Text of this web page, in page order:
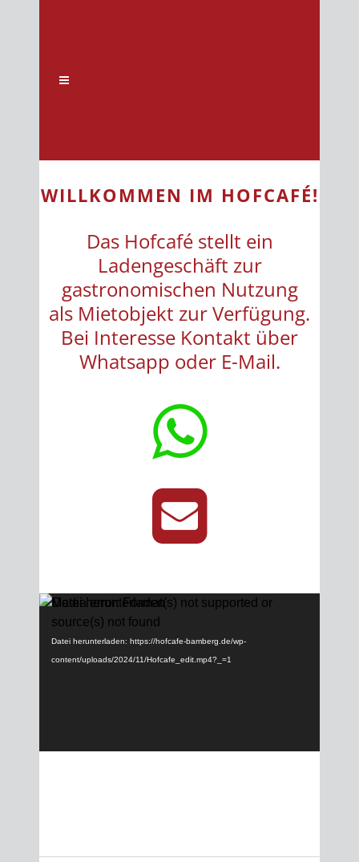
WILLKOMMEN IM HOFCAFÉ!
Das Hofcafé stellt ein
Ladengeschäft zur
gastronomischen Nutzung
als Mietobjekt zur Verfügung.
Bei Interesse Kontakt über
Whatsapp oder E-Mail.
Video-
Media error: Format(s) not supported or
source(s) not found
Datei herunterladen: https://hofcafe-bamberg.de/wp-
content/uploads/2024/11/Hofcafe_edit.mp4?_=1